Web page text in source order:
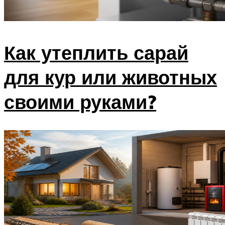
Как утеплить сарай
для кур или животных
своими руками?